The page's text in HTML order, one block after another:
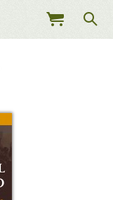
MEU